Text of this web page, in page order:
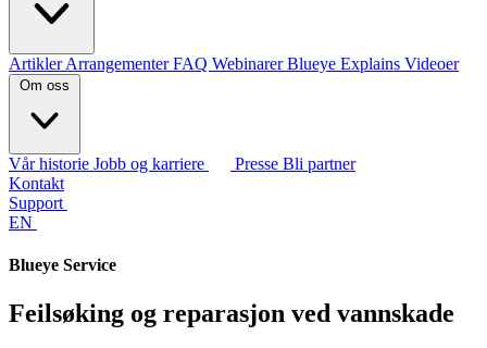
ArtiklerArrangementerFAQ WebinarerBlueye Explains Videoer
Om oss
Vår historie Jobb og karriere Presse Bli partner
Kontakt
Support
EN
Blueye Service
Feilsøking og reparasjon ved vannskade